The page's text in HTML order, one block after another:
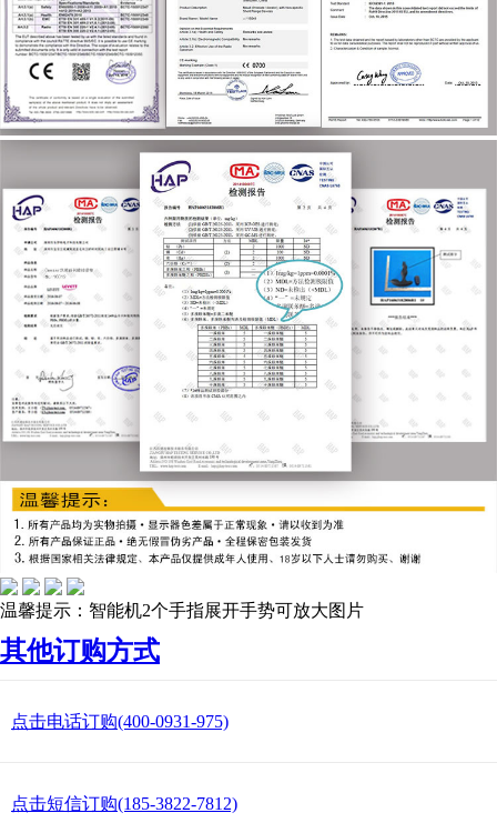
温馨提示：智能机2个手指展开手势可放大图片
其他订购方式
点击电话订购(400-0931-975)
点击短信订购(185-3822-7812)